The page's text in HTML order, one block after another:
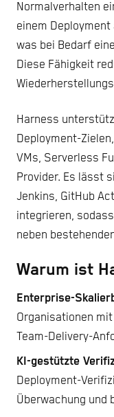
Normalverhalten
einem
was bei Bedarf
Diese Fähigkeit
Harness
Deployment-
VMs, Serverless
Provider. Es lässt
Jenkins, GitHub
integrieren,
neben
Warum ist
Enterprise-
Organisationen
Team-Delivery-
KI-gestützte
Deployment-
Überwachung und